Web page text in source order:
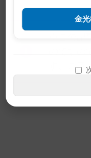
※この記
す。ご
金